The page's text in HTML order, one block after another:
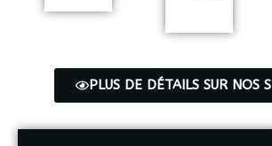
PLUS DE DÉTAILS SUR NOS